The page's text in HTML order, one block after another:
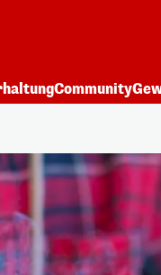
Community